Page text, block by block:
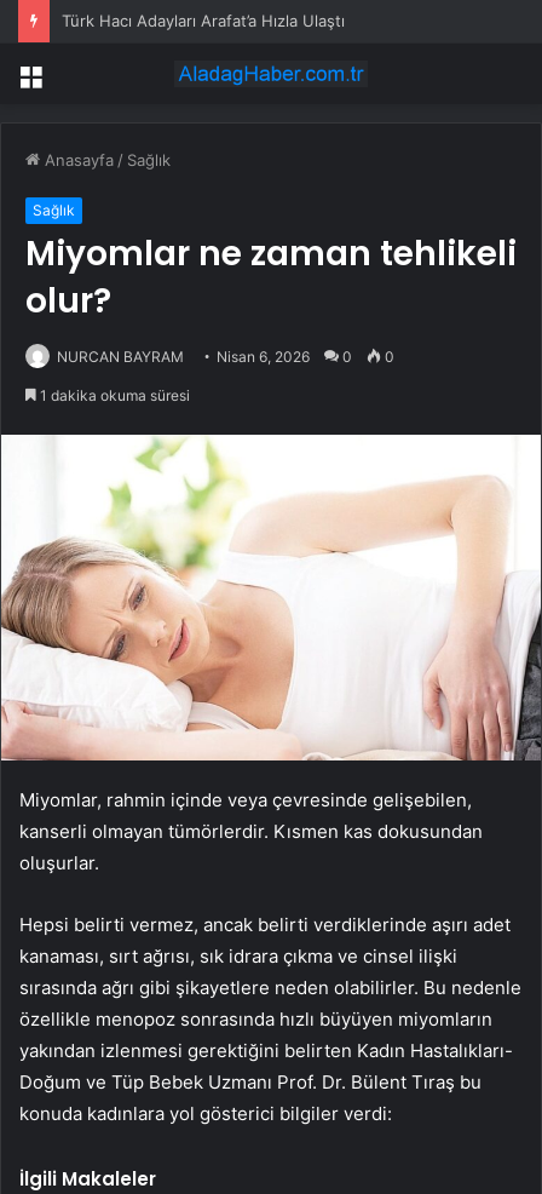
Türk Hacı Adayları Arafat’a Hızla Ulaştı
Menü
Anasayfa / Sağlık
Sağlık
Miyomlar ne zaman tehlikeli
olur?
NURCAN BAYRAM Nisan 6, 2026 0 0
1 dakika okuma süresi
Miyomlar, rahmin içinde veya çevresinde gelişebilen,
kanserli olmayan tümörlerdir. Kısmen kas dokusundan
oluşurlar.
Hepsi belirti vermez, ancak belirti verdiklerinde aşırı adet
kanaması, sırt ağrısı, sık idrara çıkma ve cinsel ilişki
sırasında ağrı gibi şikayetlere neden olabilirler. Bu nedenle
özellikle menopoz sonrasında hızlı büyüyen miyomların
yakından izlenmesi gerektiğini belirten Kadın Hastalıkları-
Doğum ve Tüp Bebek Uzmanı Prof. Dr. Bülent Tıraş bu
konuda kadınlara yol gösterici bilgiler verdi:
İlgili Makaleler